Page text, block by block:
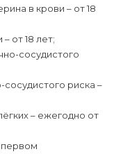
в крови – от 18
от 18 лет;
сосудистого
риска –
– ежегодно от
первом